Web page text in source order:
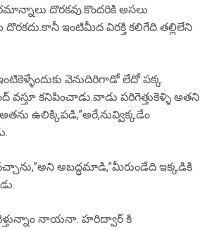
దొరకవు.కొందరికి అసలు
ఇంటిమీద విరక్తి కలిగేది తల్లిలేని
వెనుదిరిగాడో లేదో పక్క
వస్తూ కనిపించాడు.వాడు పరిగెత్తుకెళ్ళి అతని
ఉలిక్కిపడి,”అరే,నువ్విక్కడేం
అబద్ధమాడి,”మీరుండేది ఇక్కడికి
నాయనా. హరిద్వార్ కి